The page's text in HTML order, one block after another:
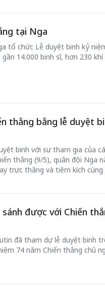
tại Nga
tổ chức Lễ duyệt binh kỷ
14.000 binh sĩ, hơn 230
thằng bằng lễ duyệt
binh với sự tham gia của
thắng (9/5), quân đội Nga
trực thăng và tiêm kích cùng
được với Chiến
đã tham dự lễ duyệt binh
74 năm Chiến thắng chủ